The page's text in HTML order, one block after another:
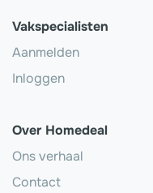
Vakspecialisten
Aanmelden
Inloggen
Over Homedeal
Ons verhaal
Contact